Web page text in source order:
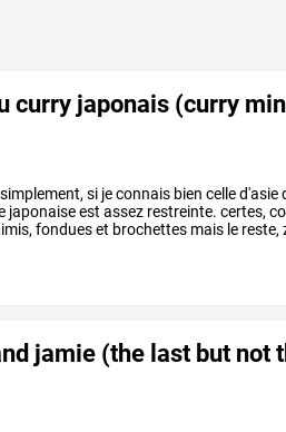
curry japonais (curry
simplement, si jeconnais bien celled'asie
japonaiseest assez restreinte. certes,
fondueset brochettes mais le reste,
jamie (the last but not